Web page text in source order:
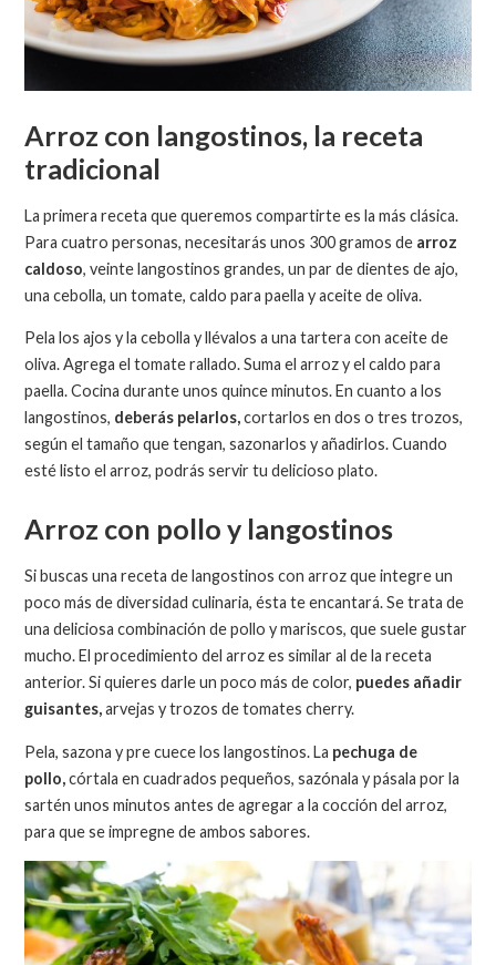
Arroz con langostinos, la receta
tradicional
La primera receta que queremos compartirte es la más clásica.
Para cuatro personas, necesitarás unos 300 gramos de arroz
caldoso, veinte langostinos grandes, un par de dientes de ajo,
una cebolla, un tomate, caldo para paella y aceite de oliva.
Pela los ajos y la cebolla y llévalos a una tartera con aceite de
oliva. Agrega el tomate rallado. Suma el arroz y el caldo para
paella. Cocina durante unos quince minutos. En cuanto a los
langostinos, deberás pelarlos,cortarlos en dos o tres trozos,
según el tamaño que tengan, sazonarlos y añadirlos. Cuando
esté listo el arroz, podrás servir tu delicioso plato.
Arroz con pollo y langostinos
Si buscas una receta de langostinos con arroz que integre un
poco más de diversidad culinaria, ésta te encantará. Se trata de
una deliciosa combinación de pollo y mariscos, que suele gustar
mucho. El procedimiento del arroz es similar al de la receta
anterior. Si quieres darle un poco más de color, puedes añadir
guisantes,arvejas y trozos de tomates cherry.
Pela, sazona y pre cuece los langostinos. La pechuga de
pollo,córtala en cuadrados pequeños, sazónala y pásala por la
sartén unos minutos antes de agregar a la cocción del arroz,
para que se impregne de ambos sabores.